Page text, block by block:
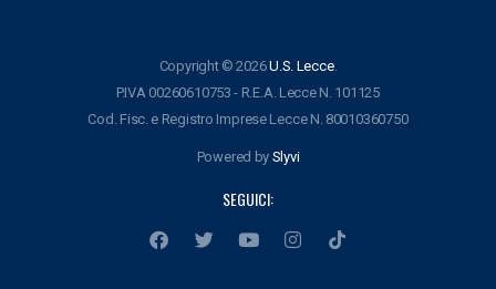
Copyright © 2026U.S. Lecce.
P.IVA 00260610753 - R.E.A. Lecce N. 101125
Cod. Fisc. e Registro Imprese Lecce N. 80010360750
Powered by Slyvi
SEGUICI: